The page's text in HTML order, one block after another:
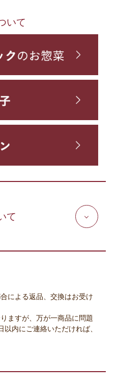
いて
て
による返品、交換はお受け
ますが、万が一商品に問題
内にご連絡いただければ、